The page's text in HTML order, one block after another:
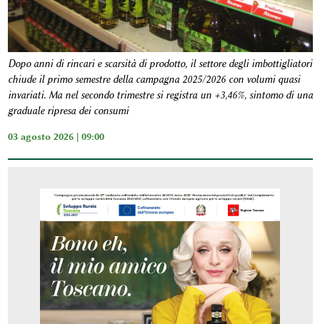
Dopo anni di rincari e scarsità di prodotto, il settore degli imbottigliatori
chiude il primo semestre della campagna 2025/2026 con volumi quasi
invariati. Ma nel secondo trimestre si registra un +3,46%, sintomo di una
graduale ripresa dei consumi
03 agosto 2026 | 09:00